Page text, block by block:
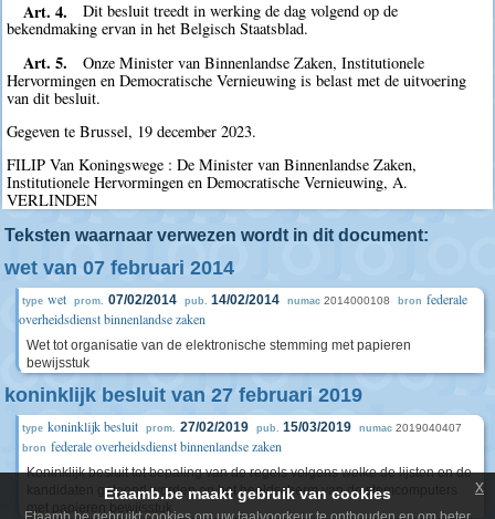
Art. 4.
Dit besluit treedt in werking de dag volgend op de
bekendmaking ervan in het Belgisch Staatsblad.
Art. 5.
Onze Minister van Binnenlandse Zaken, Institutionele
Hervormingen en Democratische Vernieuwing is belast met de uitvoering
van dit besluit.
Gegeven te Brussel, 19 december 2023.
FILIP Van Koningswege : De Minister van Binnenlandse Zaken,
Institutionele Hervormingen en Democratische Vernieuwing, A.
VERLINDEN
Teksten waarnaar verwezen wordt in dit document:
wet van 07 februari 2014
type wet prom. 07/02/2014 pub. 14/02/2014 numac 2014000108 bron federale
overheidsdienst binnenlandse zaken
Wet tot organisatie van de elektronische stemming met papieren
bewijsstuk
koninklijk besluit van 27 februari 2019
type koninklijk besluit prom. 27/02/2019 pub. 15/03/2019 numac 2019040407
bron federale overheidsdienst binnenlandse zaken
Koninklijk besluit tot bepaling van de regels volgens welke de lijsten en de
kandidaten getoond worden op het beeldscherm van de stemcomputers
met papieren bewijsstuk
Etaamb.be maakt gebruik van cookies x